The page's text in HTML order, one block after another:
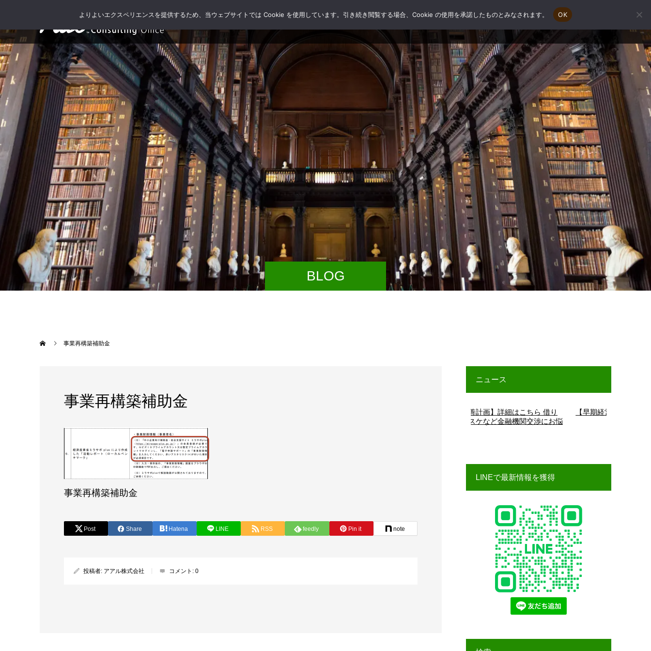
お問い合わせ
BLOG
事業再構築補助金
事業再構築補助金
事業再構築補助金
Post Share Hatena LINE RSS feedly Pin it note
投稿者: アアル株式会社 コメント: 0
ニュース
【経営改善計画】詳細はこちら 借り
換え、リスケなど金融機関交渉にお悩
【早期経営改善計画】詳細はこちら
LINEで最新情報を獲得
よりよいエクスペリエンスを提供するため、当ウェブサイトでは Cookie を使用しています。引き続き閲覧する場合、Cookie の使用を承諾したものとみなされます。 OK